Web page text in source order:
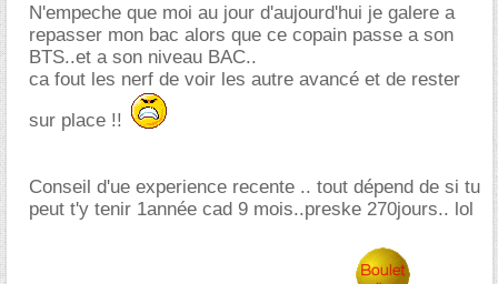
N'empeche que moi au jour d'aujourd'hui je galere a
repasser mon bac alors que ce copain passe a son
BTS..et a son niveau BAC..
ca fout les nerf de voir les autre avancé et de rester
sur place !!
Conseil d'ue experience recente .. tout dépend de si tu
peut t'y tenir 1année cad 9 mois..preske 270jours.. lol